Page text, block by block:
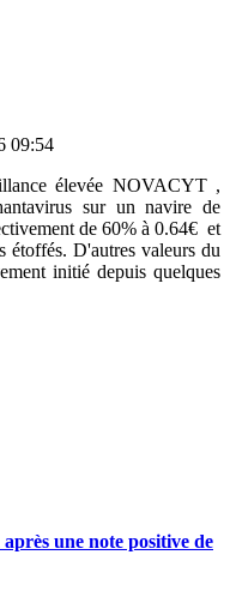
09:54
élevée NOVACYT ,
sur un navire de
de 60% à 0.64€ et
étoffés. D'autres valeurs du
initié depuis quelques
une note positive de